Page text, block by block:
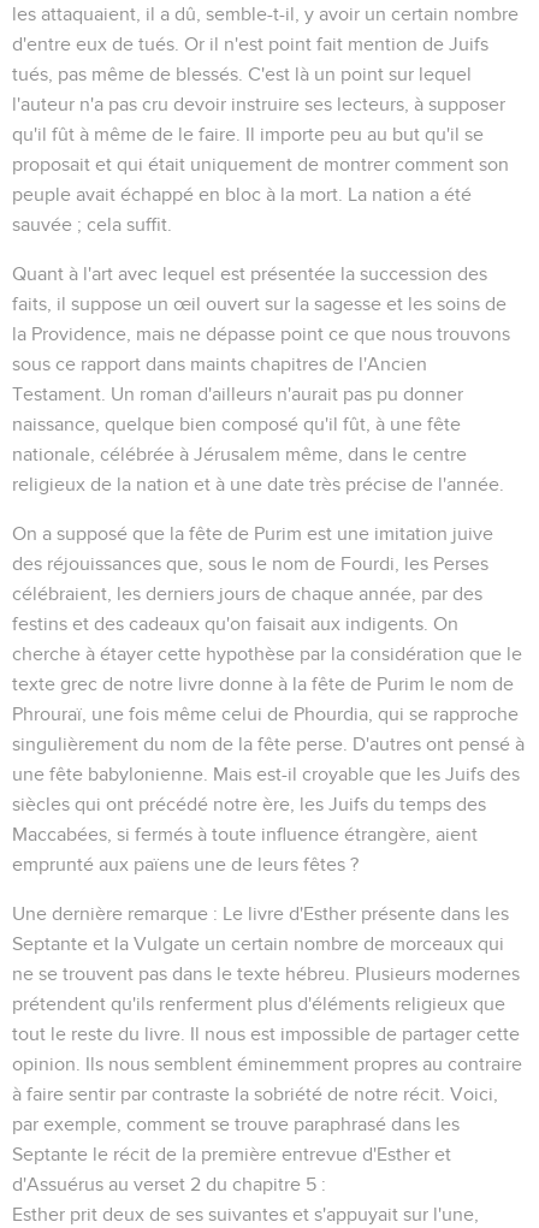
les attaquaient , il a dû, semble-t-il, y avoir un certain nombre
d'entre eux de tués. Or il n'est point fait mention de Juifs
tués, pas même de blessés. C'est là un point sur lequel
l'auteur n'a pas cru devoir instruire ses lecteurs, à supposer
qu'il fût à même de le faire. Il importe peu au but qu'il se
proposait et qui était uniquement de montrer comment son
peuple avait échappé en bloc à la mort. La nation a été
sauvée ; cela suffit.
Quant à l'art avec lequel est présentée la succession des
faits, il suppose un œil ouvert sur la sagesse et les soins de
la Providence, mais ne dépasse point ce que nous trouvons
sous ce rapport dans maints chapitres de l'Ancien
Testament. Un roman d'ailleurs n'aurait pas pu donner
naissance, quelque bien composé qu'il fût, à une fête
nationale, célébrée à Jérusalem même, dans le centre
religieux de la nation et à une date très précise de l'année.
On a supposé que la fête de Purim est une imitation juive
des réjouissances que, sous le nom de Fourdi , les Perses
célébraient, les derniers jours de chaque année, par des
festins et des cadeaux qu'on faisait aux indigents. On
cherche à étayer cette hypothèse par la considération que le
texte grec de notre livre donne à la fête de Purim le nom de
Phrouraï , une fois même celui de Phourdia , qui se rapproche
singulièrement du nom de la fête perse. D'autres ont pensé à
une fête babylonienne. Mais est-il croyable que les Juifs des
siècles qui ont précédé notre ère, les Juifs du temps des
Maccabées, si fermés à toute influence étrangère, aient
emprunté aux païens une de leurs fêtes ?
Une dernière remarque : Le livre d'Esther présente dans les
Septante et la Vulgate un certain nombre de morceaux qui
ne se trouvent pas dans le texte hébreu. Plusieurs modernes
prétendent qu'ils renferment plus d'éléments religieux que
tout le reste du livre. Il nous est impossible de partager cette
opinion. Ils nous semblent éminemment propres au contraire
à faire sentir par contraste la sobriété de notre récit. Voici,
par exemple, comment se trouve paraphrasé dans les
Septante le récit de la première entrevue d'Esther et
d'Assuérus au verset 2 du chapitre 5 :
Esther prit deux de ses suivantes et s'appuyait sur l'une,